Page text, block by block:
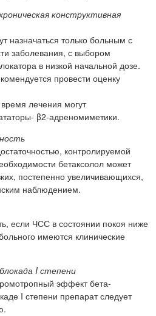
конструктивная
назначаться только больным с
заболевания, с выбором
в низкой начальной дозе.
провести оценку
лечения могут
β2-адреномиметики.
контролируемой
бетаксолол может
постепенно увеличивающихся,
наблюдением.
если ЧСС в состоянии покоя ниже
имеются клинические
I степени
эффект бета-
I степени препарат следует